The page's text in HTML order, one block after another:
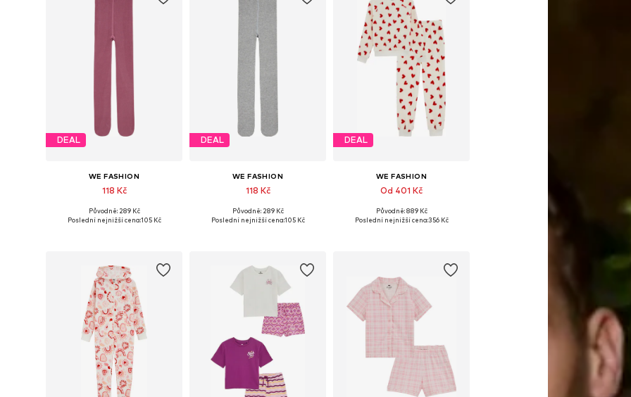
DEAL
WE FASHION
118 Kč
Původně: 289 Kč
Poslední nejnižší cena:105 Kč
DEAL
WE FASHION
118 Kč
Původně: 289 Kč
Poslední nejnižší cena:105 Kč
DEAL
WE FASHION
Od 401 Kč
Dostupné v mnoha velikostech
Původně: 889 Kč
Poslední nejnižší cena:356 Kč